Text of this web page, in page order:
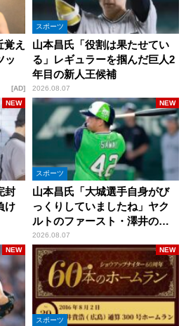
え
ッ
AD
スポーツ
山本昌氏「役割は果たせてい
る」レギュラーを掴んだ巨人2
年目の新人王候補
2026.08.07
封
け
NEW
スポーツ
山本昌氏「大城選手自身がび
っくりしていましたね」ヤク
ルトのファースト・澤井の判
断を評価
2026.08.07
NEW
NEW
スポーツ
NEW